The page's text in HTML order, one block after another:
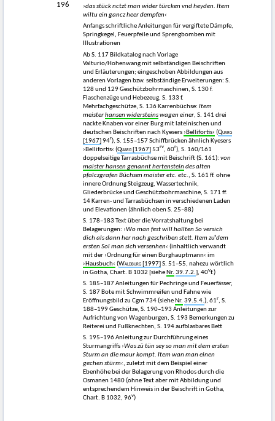
196
›das stück nctzt man wider türcken vnd heyden. Item
wiltu ein gancz heer dempfen‹
Anfangs schriftliche Anleitungen für vergiftete Dämpfe,
Springkegel, Feuerpfeile und Sprengbomben mit
Illustrationen
Ab S. 117 Bildkatalog nach Vorlage
Valturio/Hohenwang mit selbständigen Beischriften
und Erläuterungen; eingeschoben Abbildungen aus
anderen Vorlagen bzw. selbständige Erweiterungen: S.
128 und 129 Geschützbohrmaschinen, S. 130 f.
Flaschenzüge und Hebezeug, S. 133 f.
Mehrfachgeschütze, S. 136 Karrenbüchse: Item
meisterhansen widersteinswagen einer, S. 141 drei
nackte Knaben vor einer Burg mit lateinischen und
deutschen Beischriften nach Kyesers ›Bellifortis‹ (Quarg
[1967] 94r), S. 155–157 Schiffbrücken ähnlich Kyesers
›Bellifortis‹ (Quarg [1967] 53rv, 60r), S. 160/161
doppelseitige Tarrasbüchse mit Beischrift (S. 161): von
maister hansen genannt hertenstein des alten
pfalczgrafen Büchsen maister etc. etc., S. 161 ff. ohne
innere Ordnung Steigzeug, Wassertechnik,
Gliederbrücke und Geschützbohrmaschine, S. 171 ff.
14 Karren- und Tarrasbüchsen in verschiedenen Laden
und Elevationen (ähnlich oben S. 25–88)
S. 178–183 Text über die Vorratshaltung bei
Belagerungen: ›Wo man fest will hallten So versich
dich als dann her nach geschriben stett. Item zuͦ dem
ersten Sol man sich versenhen‹ (inhaltlich verwandt
mit der ›Ordnung für einen Burghauptmann‹ im
›Hausbuch‹ (Waldburg [1997] S. 51–55, nahezu wörtlich
in Gotha, Chart. B 1032 [siehe Nr. 39.7.2.], 40vf.)
S. 185–187 Anleitungen für Pechringe und Feuerfässer,
S. 187 Bote mit Schwimmreifen und Fahne wie
Eröffnungsbild zu Cgm 734 (siehe Nr. 39.5.4.), 61r, S.
188–199 Geschütze, S. 190–193 Anleitungen zur
Aufrichtung von Wagenburgen, S. 193 Bemerkungen zu
Reiterei und Fußknechten, S. 194 aufblasbares Bett
S. 195–196 Anleitung zur Durchführung eines
Sturmangriffs ›Was zü tün sey so man mit dem ersten
Sturm an die maur kompt. Item wan man einen
gechen stürm‹, zuletzt mit dem Beispiel einer
Ebenhöhe bei der Belagerung von Rhodos durch die
Osmanen 1480 (ohne Text aber mit Abbildung und
entsprechendem Hinweis in der Beischrift in Gotha,
Chart. B 1032, 96v)